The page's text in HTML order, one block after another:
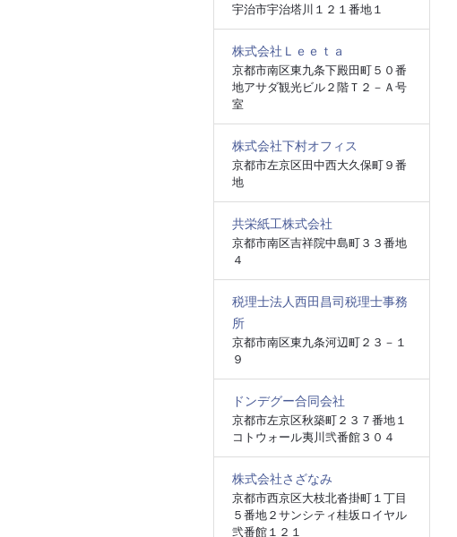
宇治市宇治塔川１２１番地１
株式会社Ｌｅｅｔａ
京都市南区東九条下殿田町５０番
地アサダ観光ビル２階Ｔ２－Ａ号
室
株式会社下村オフィス
京都市左京区田中西大久保町９番
地
共栄紙工株式会社
京都市南区吉祥院中島町３３番地
４
税理士法人西田昌司税理士事務
所
京都市南区東九条河辺町２３－１
９
ドンデグー合同会社
京都市左京区秋築町２３７番地１
コトウォール夷川弐番館３０４
株式会社さざなみ
京都市西京区大枝北沓掛町１丁目
５番地２サンシティ桂坂ロイヤル
弐番館１２１